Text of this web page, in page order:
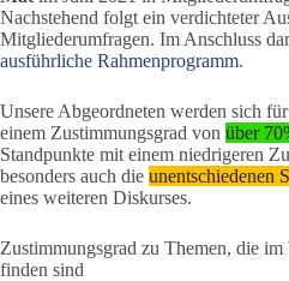
Nachstehend folgt ein verdichteter
Mitgliederumfragen. Im Anschluss
ausführliche Rahmenprogramm.
Unsere Abgeordneten werden sich
einem Zustimmungsgrad von über
Standpunkte mit einem niedrigeren
besonders auch die unentschiedenen
eines weiteren Diskurses.
Zustimmungsgrad zu Themen, die
finden sind